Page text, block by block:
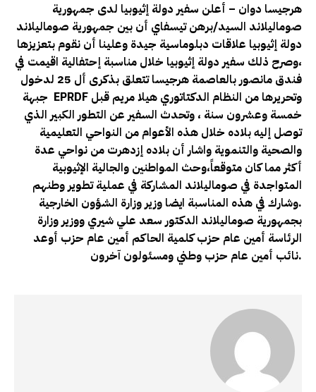
هرجيسا دوان – أعلن سفير دولة إثيوبيا لدى جمهورية
صوماليلاند السيد/برهن تيسفاي أن بين جمهورية صوماليلاند
دولة إثيوبيا علاقات دبلوماسية جيدة وعلينا أن نقوم بتعزيزها
،وصرح ذلك سفير دولة إثيوبيا خلال مناسبة إحتفالية اقيمت في
فندق مانصور بالعاصمة هرجيسا تتعلق بذكرى أل 25 لدخول
جبهة EPRDF وتحريرها من النظام الدكتاتوري هيلا مريم قبل
خمسة وعشرون سنة ، وتحدث السفير عن التطور الكبير الذي
توصل إليه بلاده خلال هذه الأعوام من النواحي التعليمية
والصحية والتنموية واشار أن بلاده إزدهرت من نواحي عدة
أكثر مما كان متوقعاً،وحث المواطنين والجالية الإثيوبية
المتواجدة في صوماليلاند المشاركة في عملية تطوير وطنهم
.وشارك في هذه المناسبة ايضا وزير وزارة الشؤون الخارجية
بجمهورية صوماليلاند الدكتور سعد علي شيري ووزير وزارة
الرئاسة أمين عام حزب كلمية الحاكم أمين عام حزب أوعد
نائب أمين عام حزب وطني ومسئولون آخرون.